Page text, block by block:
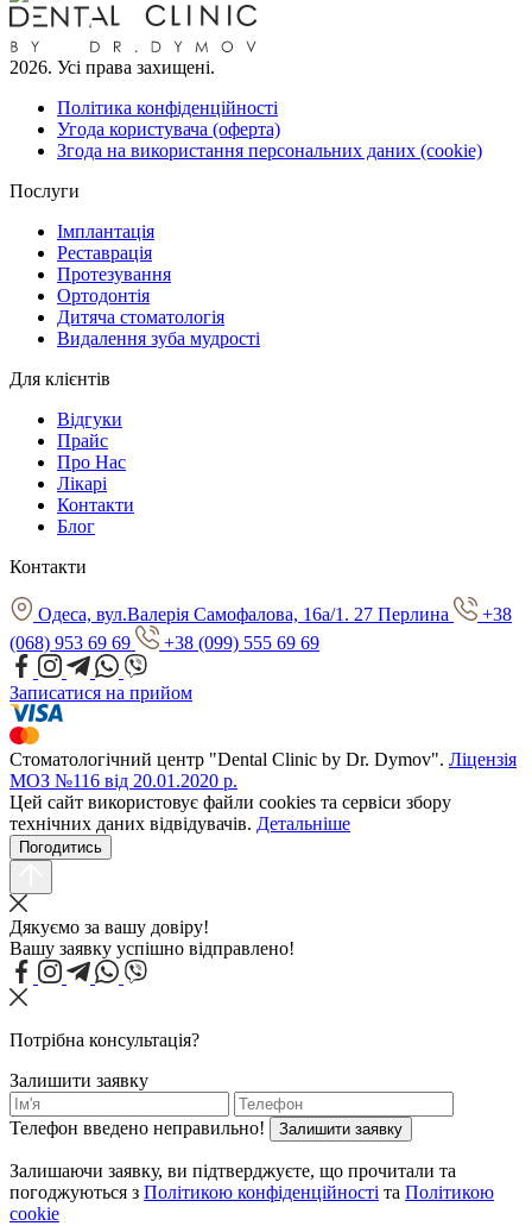
2026. Усі права захищені.
Політика конфіденційності
Угода користувача (оферта)
Згода на використання персональних даних (cookie)
Послуги
Імплантація
Реставрація
Протезування
Ортодонтія
Дитяча стоматологія
Видалення зуба мудрості
Для клієнтів
Відгуки
Прайс
Про Нас
Лікарі
Контакти
Блог
Контакти
Одеса, вул.Валерія Самофалова, 16а/1. 27 Перлина
+38
(068) 953 69 69
+38 (099) 555 69 69
Записатися на прийом
Стоматологічний центр "Dental Clinic by Dr. Dymov". Ліцензія
МОЗ №116 від 20.01.2020 р.
Цей сайт використовує файли cookies та сервіси збору
технічних даних відвідувачів. Детальніше
Погодитись
Дякуємо за вашу довіру!
Вашу заявку успішно відправлено!
Потрібна консультація?
Залишити заявку
Телефон введено неправильно! Залишити заявку
Залишаючи заявку, ви підтверджуєте, що прочитали та
погоджуються з Політикою конфіденційності та Політикою
cookie